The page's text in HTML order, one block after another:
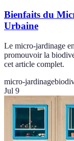
Bienfaits du
Urbaine
Le micro-jardinage
promouvoir la
cet article complet.
micro-jardinage
Jul 9